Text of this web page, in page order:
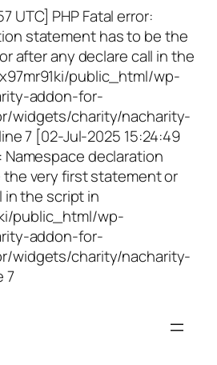
UTC] PHP Fatal error:
statement has to be the
after any declare call in the
public_html/wp-
addon-for-
widgets/charity/nacharity-
7 [02-Jul-2025 15:24:49
Namespace declaration
very first statement or
in the script in
public_html/wp-
addon-for-
widgets/charity/nacharity-
7